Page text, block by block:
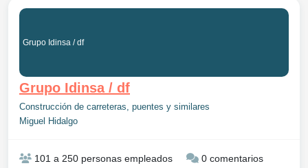
Grupo Idinsa / df
Grupo Idinsa / df
Construcción de carreteras, puentes y similares
Miguel Hidalgo
101 a 250 personas empleados 0 comentarios